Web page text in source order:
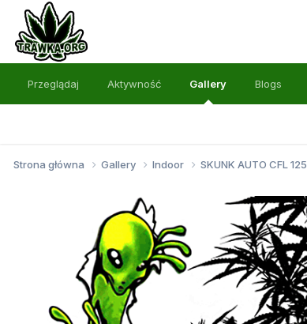
Przeglądaj Aktywność Gallery Blogs
Strona główna Gallery Indoor SKUNK AUTO CFL 125